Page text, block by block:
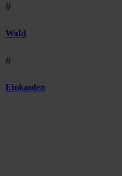
#
Wald
#
Einkaufen